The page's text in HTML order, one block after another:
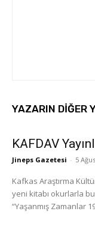
YAZARIN DIĞER
KAFDAV
Jineps Gazetesi - 5
Kafkas Araştırma
yeni kitabı okurlarla
“Yaşanmış Zamanlar